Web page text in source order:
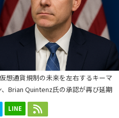
想通貨規制の未来を左右するキーマ
、Brian Quintenz氏の承認が再び延期
LINE